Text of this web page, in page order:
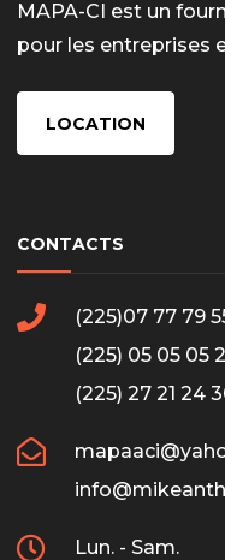
MAPA-CI est un
pour les entreprises
LOCATION
CONTACTS
(225)07 77 79
(225) 05 05 05
(225) 27 21 24
Lun. - Sam.